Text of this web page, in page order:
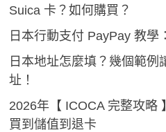
Suica 卡？如何購買？
日本行動支付 PayPay 教學
日本地址怎麼填？幾個範例
址！
2026年【 ICOCA 完整攻略
買到儲值到退卡